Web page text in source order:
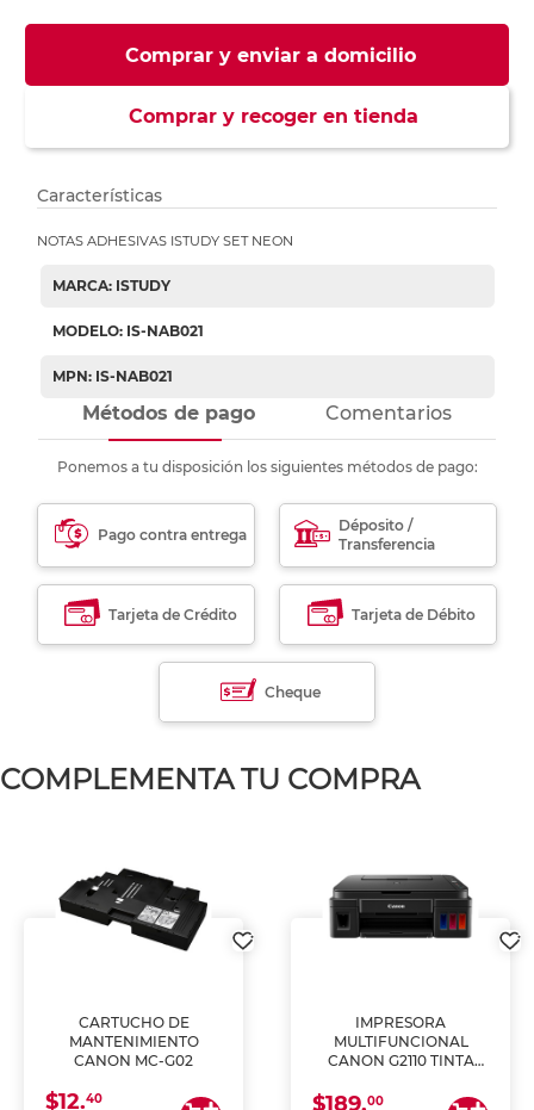
Comprar y enviar a domicilio
Comprar y recoger en tienda
Características
NOTAS ADHESIVAS ISTUDY SET NEON
MARCA: ISTUDY
MODELO: IS-NAB021
MPN: IS-NAB021
Métodos de pago Comentarios
Ponemos a tu disposición los siguientes métodos de pago:
Pago contra entrega
Déposito /
Transferencia
Tarjeta de Crédito Tarjeta de Débito
Cheque
COMPLEMENTA TU COMPRA
CARTUCHO DE
MANTENIMIENTO
CANON MC-G02
$12.40
IMPRESORA
MULTIFUNCIONAL
CANON G2110 TINTA
$189.00